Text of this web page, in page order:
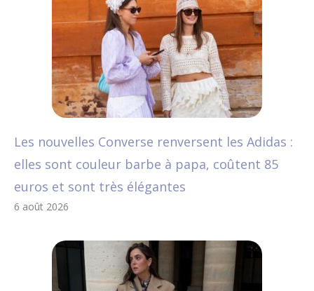
Les nouvelles Converse renversent les Adidas :
elles sont couleur barbe à papa, coûtent 85
euros et sont très élégantes
6 août 2026